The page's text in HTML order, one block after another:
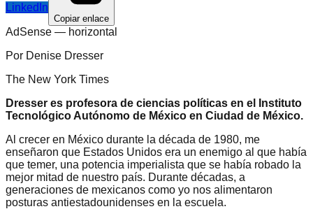
LinkedIn
Copiar enlace
AdSense — horizontal
Por Denise Dresser
The New York Times
Dresser es profesora de ciencias políticas en el Instituto
Tecnológico Autónomo de México en Ciudad de México.
Al crecer en México durante la década de 1980, me
enseñaron que Estados Unidos era un enemigo al que había
que temer, una potencia imperialista que se había robado la
mejor mitad de nuestro país. Durante décadas, a
generaciones de mexicanos como yo nos alimentaron
posturas antiestadounidenses en la escuela.